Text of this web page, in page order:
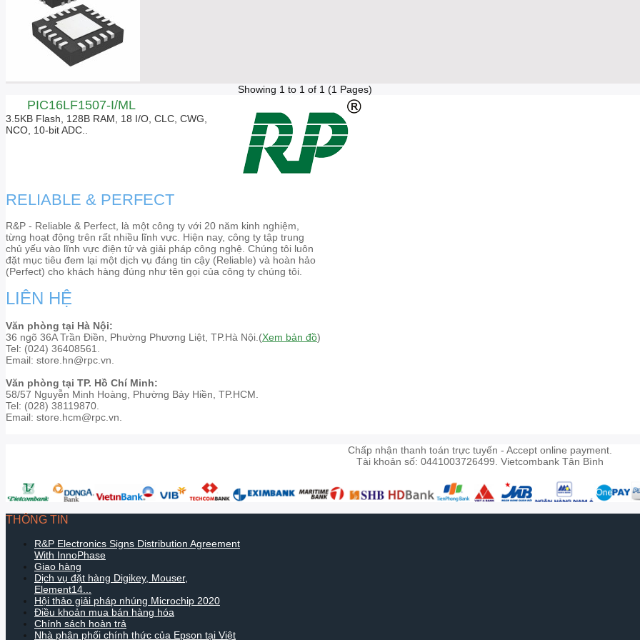
PIC16LF1507-I/ML
3.5KB Flash, 128B RAM, 18 I/O, CLC, CWG,
NCO, 10-bit ADC..
Showing 1 to 1 of 1 (1 Pages)
RELIABLE & PERFECT
R&P - Reliable & Perfect, là một công ty với 20 năm kinh nghiệm,
từng hoạt động trên rất nhiều lĩnh vực. Hiện nay, công ty tập trung
chủ yếu vào lĩnh vực điện tử và giải pháp công nghệ. Chúng tôi luôn
đặt mục tiêu đem lại một dịch vụ đáng tin cậy (Reliable) và hoàn hảo
(Perfect) cho khách hàng đúng như tên gọi của công ty chúng tôi.
LIÊN HỆ
Văn phòng tại Hà Nội:
36 ngõ 36A Trần Điền, Phường Phương Liệt, TP.Hà Nội.(Xem bản đồ)
Tel: (024) 36408561.
Email: store.hn@rpc.vn.
Văn phòng tại TP. Hồ Chí Minh:
58/57 Nguyễn Minh Hoàng, Phường Bảy Hiền, TP.HCM.
Tel: (028) 38119870.
Email: store.hcm@rpc.vn.
Chấp nhận thanh toán trực tuyến - Accept online payment.
Tài khoản số: 0441003726499. Vietcombank Tân Bình
THÔNG TIN
R&P Electronics Signs Distribution Agreement
With InnoPhase
Giao hàng
Dịch vụ đặt hàng Digikey, Mouser,
Element14...
Hội thảo giải pháp nhúng Microchip 2020
Điều khoản mua bán hàng hóa
Chính sách hoàn trả
Nhà phân phối chính thức của Epson tại Việt